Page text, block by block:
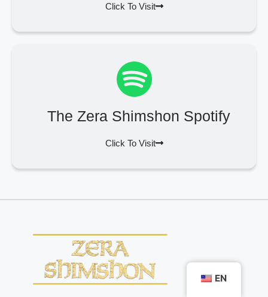
Click To Visit
The Zera Shimshon Spotify
Click To Visit
EN